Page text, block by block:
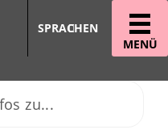
MENÜ
SPRACHEN